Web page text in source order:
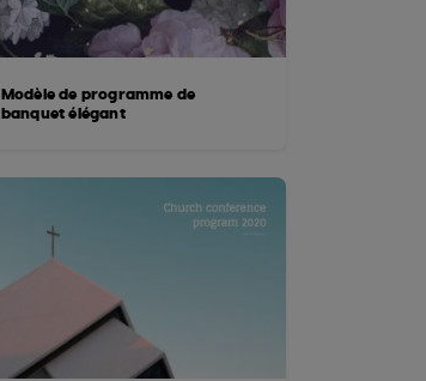
Modèle de programme de
banquet élégant